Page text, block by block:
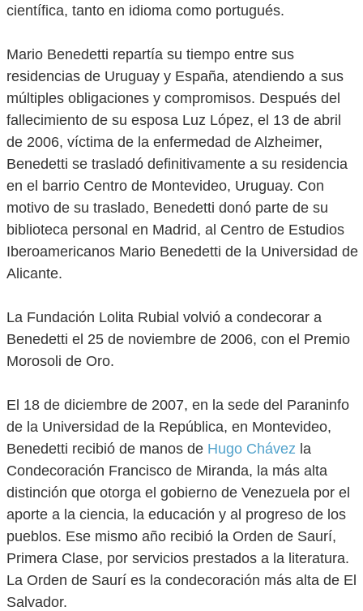
científica, tanto en idioma como portugués.
Mario Benedetti repartía su tiempo entre sus
residencias de Uruguay y España, atendiendo a sus
múltiples obligaciones y compromisos. Después del
fallecimiento de su esposa Luz López, el 13 de abril
de 2006, víctima de la enfermedad de Alzheimer,
Benedetti se trasladó definitivamente a su residencia
en el barrio Centro de Montevideo, Uruguay. Con
motivo de su traslado, Benedetti donó parte de su
biblioteca personal en Madrid, al Centro de Estudios
Iberoamericanos Mario Benedetti de la Universidad de
Alicante.
La Fundación Lolita Rubial volvió a condecorar a
Benedetti el 25 de noviembre de 2006, con el Premio
Morosoli de Oro.
El 18 de diciembre de 2007, en la sede del Paraninfo
de la Universidad de la República, en Montevideo,
Benedetti recibió de manos de Hugo Chávez la
Condecoración Francisco de Miranda, la más alta
distinción que otorga el gobierno de Venezuela por el
aporte a la ciencia, la educación y al progreso de los
pueblos. Ese mismo año recibió la Orden de Saurí,
Primera Clase, por servicios prestados a la literatura.
La Orden de Saurí es la condecoración más alta de El
Salvador.